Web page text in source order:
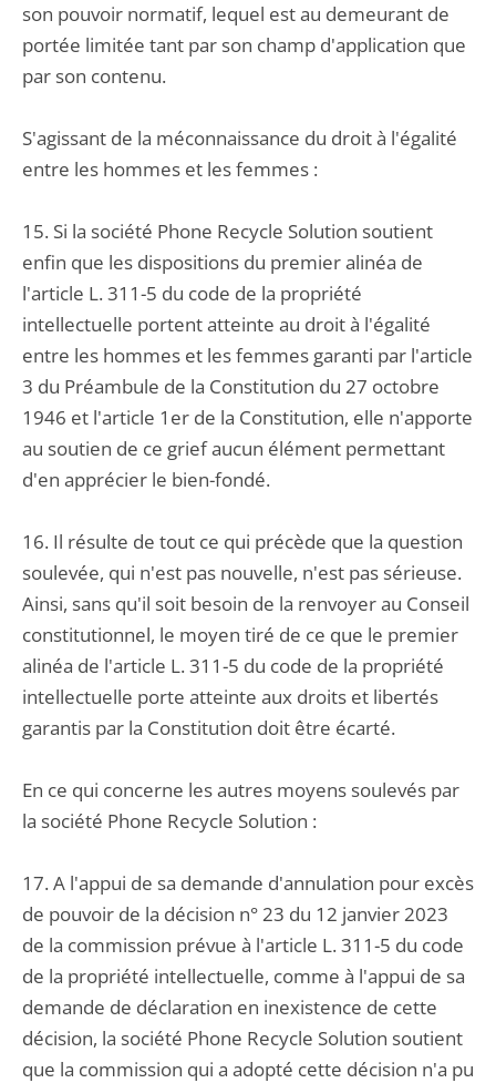
son pouvoir normatif, lequel est au demeurant de
portée limitée tant par son champ d'application que
par son contenu.
S'agissant de la méconnaissance du droit à l'égalité
entre les hommes et les femmes :
15. Si la société Phone Recycle Solution soutient
enfin que les dispositions du premier alinéa de
l'article L. 311-5 du code de la propriété
intellectuelle portent atteinte au droit à l'égalité
entre les hommes et les femmes garanti par l'article
3 du Préambule de la Constitution du 27 octobre
1946 et l'article 1er de la Constitution, elle n'apporte
au soutien de ce grief aucun élément permettant
d'en apprécier le bien-fondé.
16. Il résulte de tout ce qui précède que la question
soulevée, qui n'est pas nouvelle, n'est pas sérieuse.
Ainsi, sans qu'il soit besoin de la renvoyer au Conseil
constitutionnel, le moyen tiré de ce que le premier
alinéa de l'article L. 311-5 du code de la propriété
intellectuelle porte atteinte aux droits et libertés
garantis par la Constitution doit être écarté.
En ce qui concerne les autres moyens soulevés par
la société Phone Recycle Solution :
17. A l'appui de sa demande d'annulation pour excès
de pouvoir de la décision n° 23 du 12 janvier 2023
de la commission prévue à l'article L. 311-5 du code
de la propriété intellectuelle, comme à l'appui de sa
demande de déclaration en inexistence de cette
décision, la société Phone Recycle Solution soutient
que la commission qui a adopté cette décision n'a pu